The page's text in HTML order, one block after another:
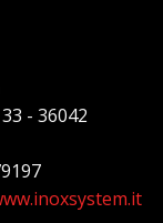
- 36042